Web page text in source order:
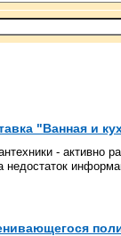
"Ванная и
-
недостаток